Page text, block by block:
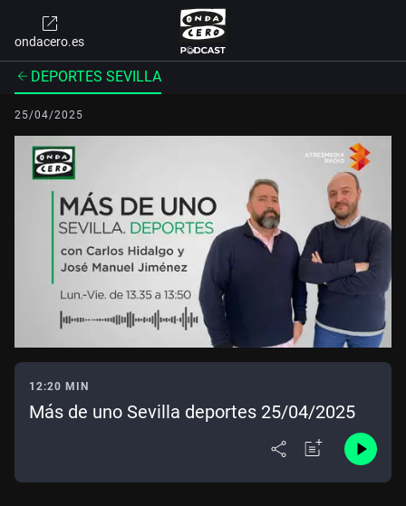
ondacero.es
DEPORTES SEVILLA
25/04/2025
12:20 MIN
Más de uno Sevilla deportes 25/04/2025